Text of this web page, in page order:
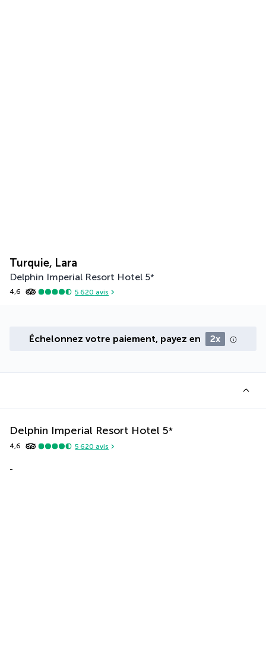
Turquie, Lara
Delphin Imperial Resort Hotel 5*
4,6 5 620 avis
Échelonnez votre paiement, payez en 2x
Delphin Imperial Resort Hotel 5*
4,6 5 620 avis
-